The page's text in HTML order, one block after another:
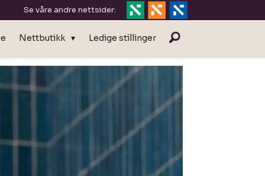
Se våre andre nettsider:
Nettbutikk Ledige stillinger